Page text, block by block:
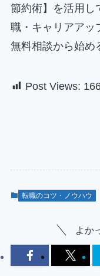
節約術】を活用し
職・キャリアアッ
無料相談から始め
Post Views:
転職のコツ・ノウハウ
よか